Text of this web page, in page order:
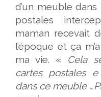
d’un meuble
postales
maman recevait
l’époque et ça
ma vie. «
Cela
cartes postales
dans ce meuble